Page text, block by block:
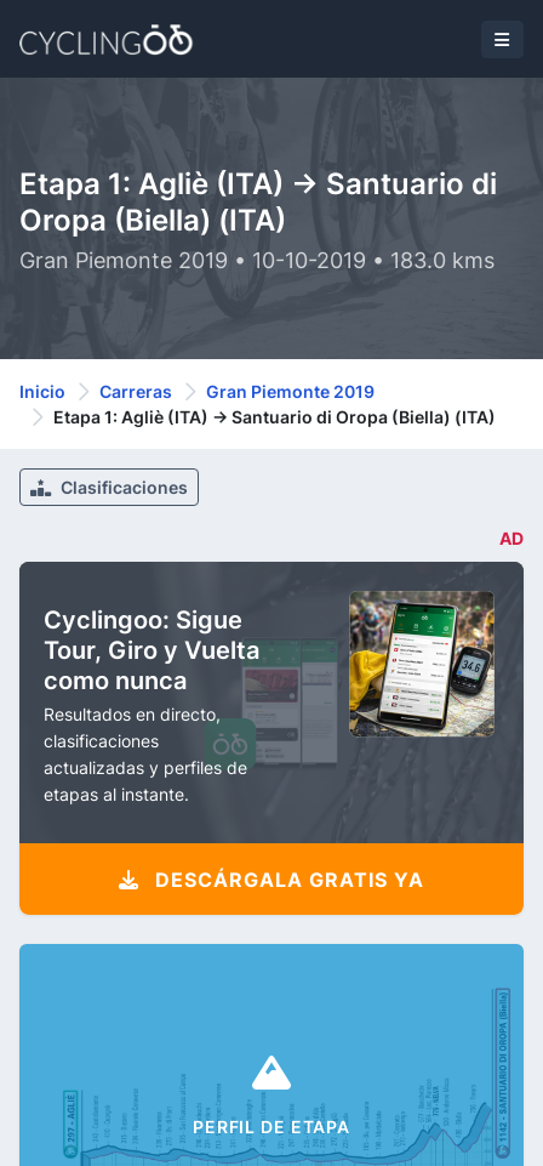
Etapa 1: Agliè (ITA) -> Santuario di
Oropa (Biella) (ITA)
Gran Piemonte 2019 • 10-10-2019 • 183.0 kms
Inicio Carreras
Gran Piemonte 2019
Etapa 1: Agliè (ITA) -> Santuario di Oropa (Biella) (ITA)
Clasificaciones
AD
Cyclingoo: Sigue
Tour, Giro y Vuelta
como nunca
Resultados en directo,
clasificaciones
actualizadas y perfiles de
etapas al instante.
DESCÁRGALA GRATIS YA
PERFIL DE ETAPA